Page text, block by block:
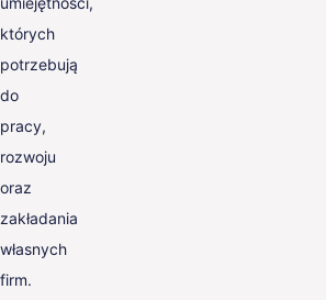
których
potrzebują
do
pracy,
rozwoju
oraz
zakładania
własnych
firm.